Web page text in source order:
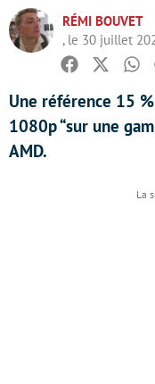
RÉMI BOUVET
, le 30 juillet
Facebook
Twitter
Une référence 15
1080p “sur une
AMD.